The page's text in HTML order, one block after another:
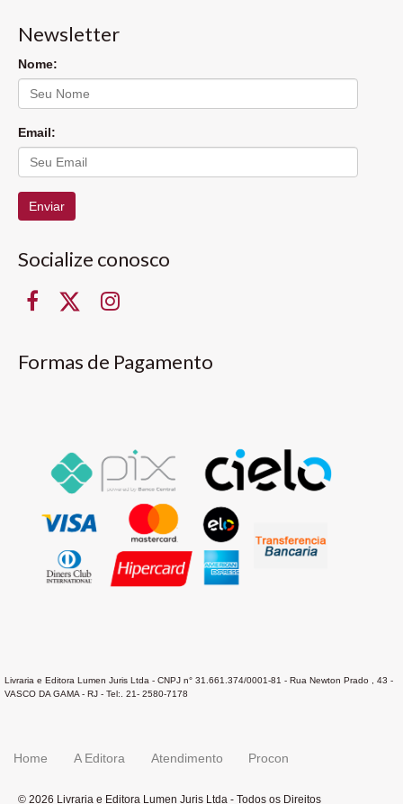
Newsletter
Nome:
Email:
Enviar
Socialize conosco
Formas de Pagamento
Livraria e Editora Lumen Juris Ltda - CNPJ n° 31.661.374/0001-81 - Rua Newton Prado , 43 -
VASCO DA GAMA - RJ - Tel:. 21- 2580-7178
Home A Editora Atendimento Procon
© 2026 Livraria e Editora Lumen Juris Ltda - Todos os Direitos